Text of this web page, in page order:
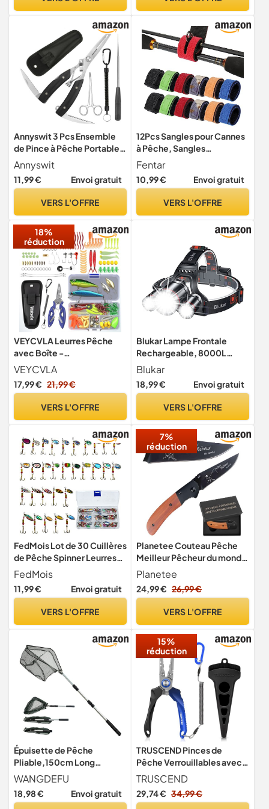
(1,8 l, noir)
Annyswit 3 Pcs Ensemble
de Pince à Pêche Portable
avec Lanière & Forceps
Courbés & Outil de
Désinsertion & Étui Outils
Pêche Retire-Hameçons
Annyswit
11,99 € Envoi gratuit
VERS L'OFFRE
12Pcs Sangles pour Cannes
à Pêche, Sangles
Ajustables pour Fixer les
Cannes à Pêche, Attaches
pour Câbles, Accessoire
Sangle de Sécurité
Fentar
10,99 € Envoi gratuit
VERS L'OFFRE
18%
réduction
VEYCVLA Leurres Pêche
avec Boîte -
Spinnerbaits,Plastique
vers,Minnow,Popper,Leurr
es,Souples Pêche Jigs
carnassiers pour
ite (B)
VEYCVLA
17,99 € 21,99 €
VERS L'OFFRE
Blukar Lampe Frontale
Rechargeable, 8000L
Super Lumineux IPX6
Étanche
Blukar
18,99 € Envoi gratuit
VERS L'OFFRE
FedMois Lot de 30 Cuillères
de Pêche Spinner Leurres
pour Perche Brochet Truite
Kit d'appâts de Pêche avec
Boîte
FedMois
11,99 € Envoi gratuit
VERS L'OFFRE
7%
réduction
Planetee Couteau Pêche
Meilleur Pêcheur du monde
| Canif | Couteau pliant |
Poisson Mer Marin | Boîte
de rangement | Idée
Anniversaire
Planetee
24,99 € 26,99 €
VERS L'OFFRE
Épuisette de Pêche
Pliable,150cm Long
Manche
Téléscopique,Poteau en
Alliage d'Aluminium 3
WANGDEFU
18,98 € Envoi gratuit
15%
réduction
TRUSCEND Pinces de
Pêche Verrouillables avec
Manche Ergonomique
Innovant, Outil de Peche
Résistant à l'eau salée
TRUSCEND
29,74 € 34,99 €